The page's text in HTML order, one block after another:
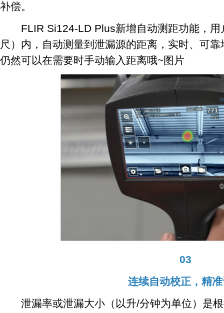
补偿。
FLIR Si124-LD Plus新增自动测距功能，用
尺）内，自动测量到泄漏源的距离，实时、可
仍然可以在需要时手动输入距离哦~图片
03
连续自动校正，精准
泄漏率或泄漏大小（以升/分钟为单位）是根